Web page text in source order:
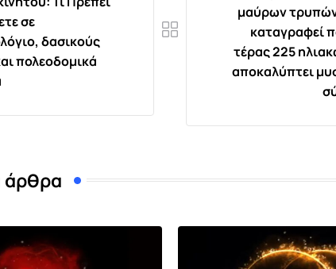
σε
δασικούς
πολεοδομικά
μαύρων
καταγραφεί
τέρας 225
αποκαλύπτει
άρθρα